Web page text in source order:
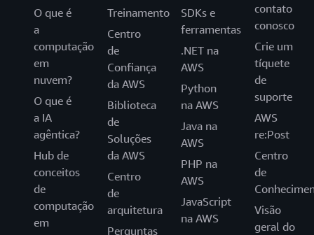
O que é
a
computação
em
nuvem?
O que é
a IA
agêntica?
Hub de
conceitos
de
computação
em
Treinamento
Centro
de
Confiança
da AWS
Biblioteca
de
Soluções
da AWS
Centro
de
arquitetura
Perguntas
SDKs e
ferramentas
.NET na
AWS
Python
na AWS
Java na
AWS
PHP na
AWS
JavaScript
na AWS
contato
conosco
Crie um
tíquete
de
suporte
AWS
re:Post
Centro
de
Visão
geral do